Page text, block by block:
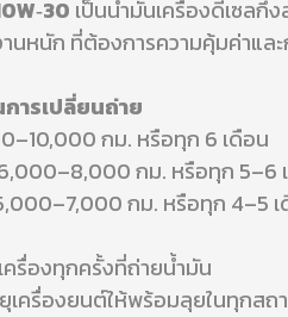
เป็นน้ำมันเครื่องดีเซลกึ่ง
นหนัก ที่ต้องการความคุ้มค่าแล
ารเปลี่ยนถ่าย
กม. หรือทุก 6 เดือน
กม. หรือทุก 5–6
กม. หรือทุก 4–5
ครื่องทุกครั้งที่ถ่ายน้ำมัน
เครื่องยนต์ให้พร้อมลุยในทุกส